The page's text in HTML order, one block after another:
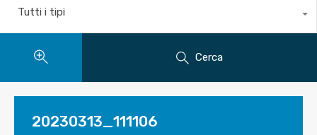
Tutti i tipi
Cerca
20230313_111106